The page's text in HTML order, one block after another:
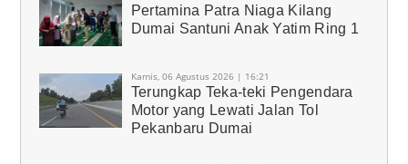
Pertamina Patra Niaga Kilang
Dumai Santuni Anak Yatim Ring 1
Kamis, 06 Agustus 2026 | 16:21
Terungkap Teka-teki Pengendara
Motor yang Lewati Jalan Tol
Pekanbaru Dumai